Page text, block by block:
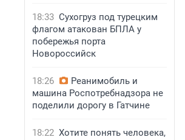
18:33 Сухогруз под турецким
флагом атакован БПЛА у
побережья порта
Новороссийск
18:26
Реанимобиль и
машина Роспотребнадзора не
поделили дорогу в Гатчине
18:22 Хотите понять человека,